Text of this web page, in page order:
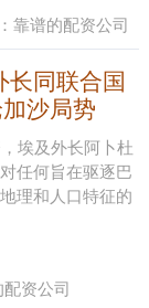
靠谱的配资公司
长同联合国
沙局势
埃及外长阿卜杜
任何旨在驱逐巴
理和人口特征的
资公司